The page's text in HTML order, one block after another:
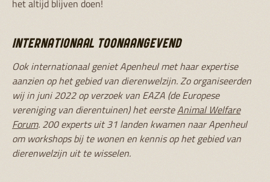
het altijd blijven doen!
INTERNATIONAAL TOONAANGEVEND
Ook internationaal geniet Apenheul met haar expertise
aanzien op het gebied van dierenwelzijn. Zo organiseerden
wij in juni 2022 op verzoek van EAZA (de Europese
vereniging van dierentuinen) het eersteAnimal Welfare
Forum. 200 experts uit 31 landen kwamen naar Apenheul
om workshops bij te wonen en kennis op het gebied van
dierenwelzijn uit te wisselen.